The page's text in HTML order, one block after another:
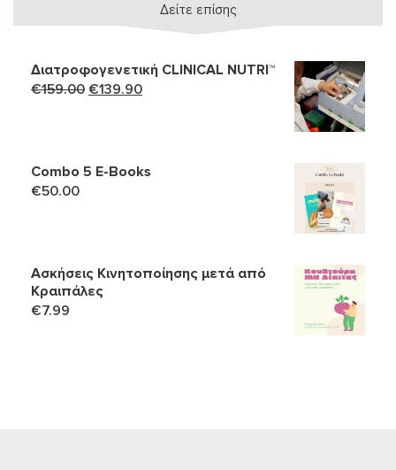
Δείτε επίσης
Διατροφογενετική CLINICAL NUTRI™
€159.00 Original
€139.90Η
€139.90.
Combo 5 Ε-Books
€50.00
Ασκήσεις Κινητοποίησης μετά από
Κραιπάλες
€7.99